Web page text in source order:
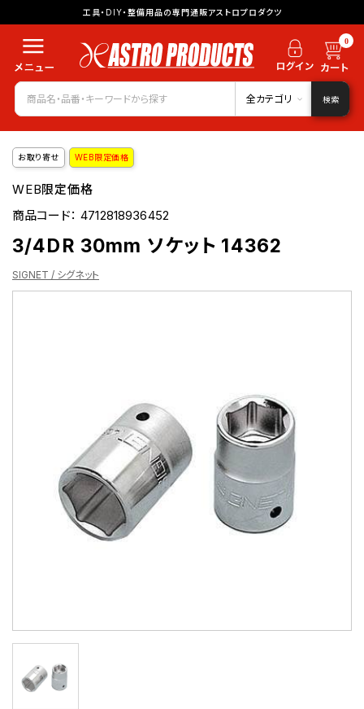
工具・DIY・整備用品の専門通販アストロプロダクツ
0
全カテゴリ 検索
お取り寄せ WEB限定価格
WEB限定価格
商品コード：4712818936452
3/4DR 30mm ソケット 14362
SIGNET / シグネット